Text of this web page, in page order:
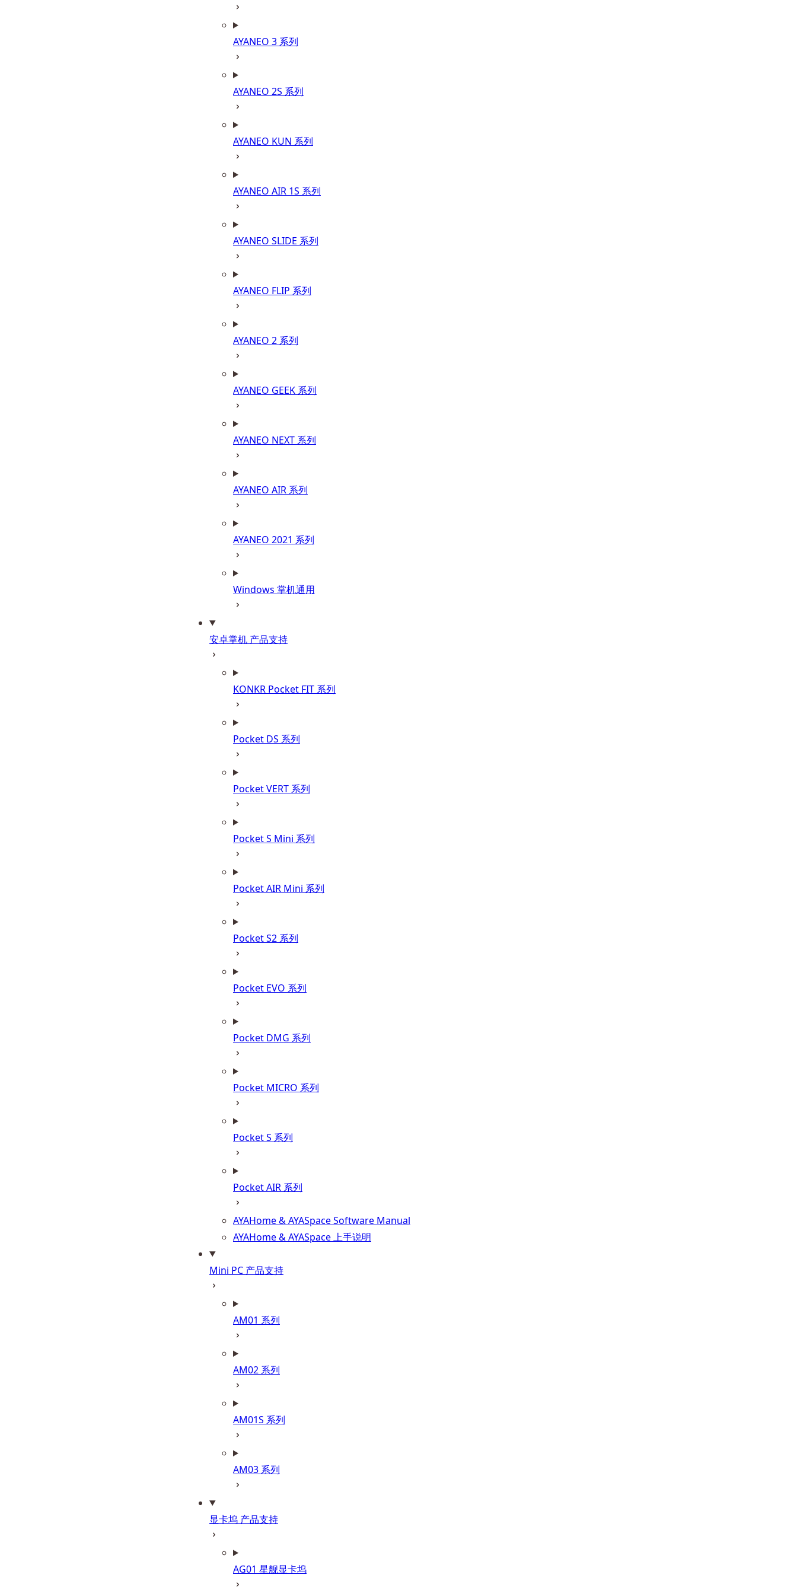
AYANEO 3 系列
AYANEO 2S 系列
AYANEO KUN 系列
AYANEO AIR 1S 系列
AYANEO SLIDE 系列
AYANEO FLIP 系列
AYANEO 2 系列
AYANEO GEEK 系列
AYANEO NEXT 系列
AYANEO AIR 系列
AYANEO 2021 系列
Windows 掌机通用
安卓掌机 产品支持
KONKR Pocket FIT 系列
Pocket DS 系列
Pocket VERT 系列
Pocket S Mini 系列
Pocket AIR Mini 系列
Pocket S2 系列
Pocket EVO 系列
Pocket DMG 系列
Pocket MICRO 系列
Pocket S 系列
Pocket AIR 系列
AYAHome & AYASpace Software Manual
AYAHome & AYASpace 上手说明
Mini PC 产品支持
AM01 系列
AM02 系列
AM01S 系列
AM03 系列
显卡坞 产品支持
AG01 星舰显卡坞